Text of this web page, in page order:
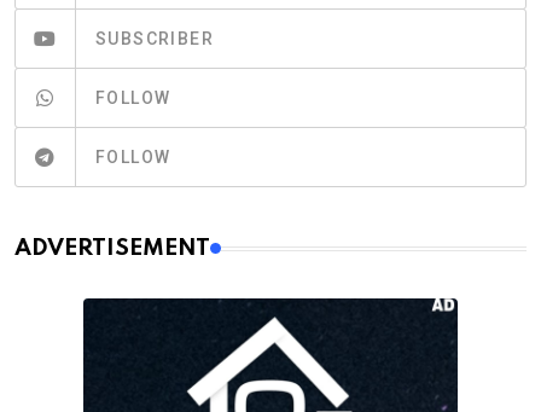
SUBSCRIBER
FOLLOW
FOLLOW
ADVERTISEMENT